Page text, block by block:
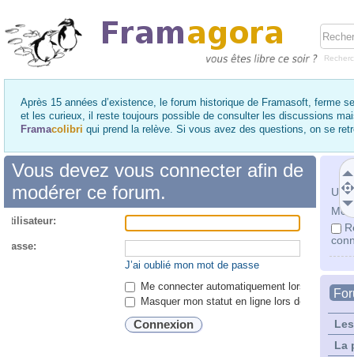
Après 15 années d’existence, le forum historique de Framasoft, ferme
et les curieux, il reste toujours possible de consulter les discussions
Framacolibri qui prend la relève. Si vous avez des questions, on se
Mot
La
Vous devez vous connecter afin de
modérer ce forum.
passe:
J’ai oublié mon mot de passe
Me connecter automatiquement lors de
Masquer mon statut en ligne lors de cette